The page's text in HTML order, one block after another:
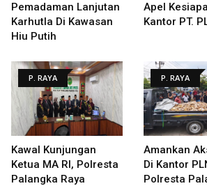
Pemadaman Lanjutan
Karhutla Di Kawasan
Hiu Putih
Apel
Kantor PT.
P. RAYA
Kawal Kunjungan
Ketua MA RI, Polresta
Palangka Raya
P. RAYA
Amankan
Di Kantor
Polresta